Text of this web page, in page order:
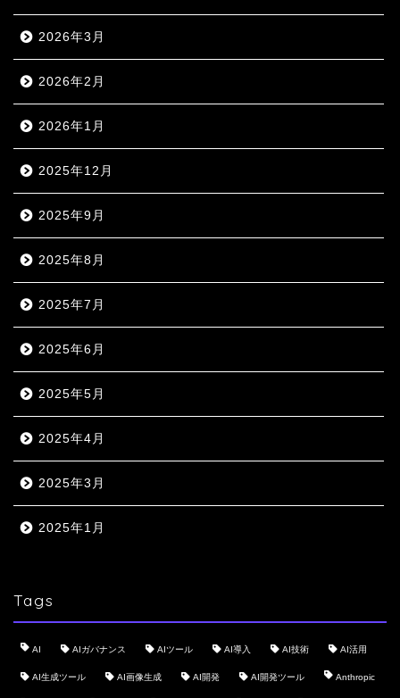
2026年3月
2026年2月
2026年1月
2025年12月
2025年9月
2025年8月
2025年7月
2025年6月
2025年5月
2025年4月
2025年3月
2025年1月
Tags
AI AIガバナンス AIツール AI導入 AI技術 AI活用
AI生成ツール AI画像生成 AI開発 AI開発ツール Anthropic